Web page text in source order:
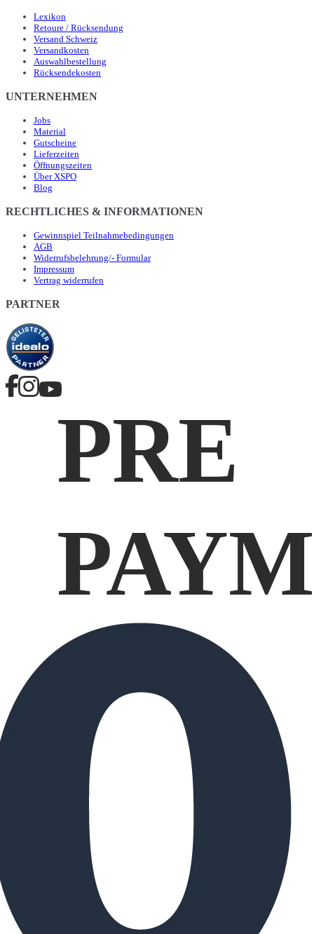
Lexikon
Retoure / Rücksendung
Versand Schweiz
Versandkosten
Auswahlbestellung
Rücksendekosten
UNTERNEHMEN
Jobs
Material
Gutscheine
Lieferzeiten
Öffnungszeiten
Über XSPO
Blog
RECHTLICHES & INFORMATIONEN
Gewinnspiel Teilnahmebedingungen
AGB
Widerrufsbelehrung/- Formular
Impressum
Vertrag widerrufen
PARTNER